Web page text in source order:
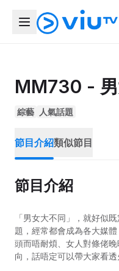
MM730 -
綜藝 人氣話題
節目介紹類似節目
節目介紹
「男女大不同」，就好似
題，經常都會成為各大媒
頭而唔耐煩、女人對條佬
向，話唔定可以帶大家看